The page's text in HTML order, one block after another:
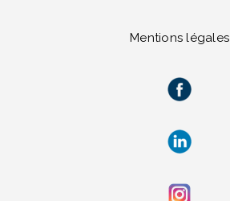
Mentions légales